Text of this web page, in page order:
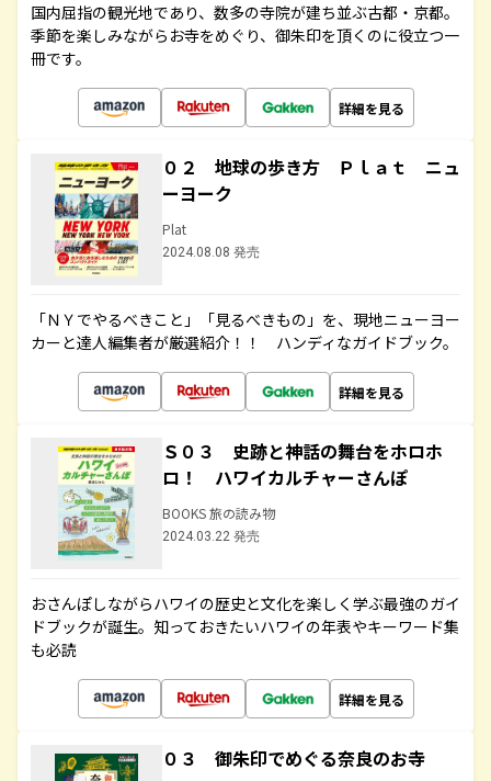
国内屈指の観光地であり、数多の寺院が建ち並ぶ古都・京都。
季節を楽しみながらお寺をめぐり、御朱印を頂くのに役立つ一
冊です。
詳細を見る
０２ 地球の歩き方 Ｐｌａｔ ニュ
ーヨーク
Plat
2024.08.08 発売
「ＮＹでやるべきこと」「見るべきもの」を、現地ニューヨー
カーと達人編集者が厳選紹介！！ ハンディなガイドブック。
詳細を見る
Ｓ０３ 史跡と神話の舞台をホロホ
ロ！ ハワイカルチャーさんぽ
BOOKS 旅の読み物
2024.03.22 発売
おさんぽしながらハワイの歴史と文化を楽しく学ぶ最強のガイ
ドブックが誕生。知っておきたいハワイの年表やキーワード集
も必読
詳細を見る
０３ 御朱印でめぐる奈良のお寺